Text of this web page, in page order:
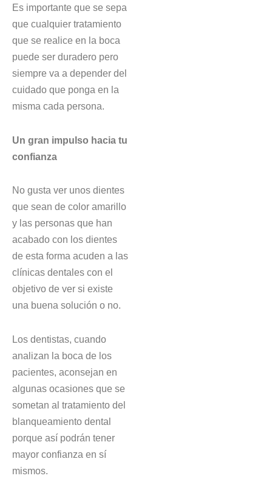
Es importante que se sepa
que cualquier tratamiento
que se realice en la boca
puede ser duradero pero
siempre va a depender del
cuidado que ponga en la
misma cada persona.
Un gran impulso hacia tu
confianza
No gusta ver unos dientes
que sean de color amarillo
y las personas que han
acabado con los dientes
de esta forma acuden a las
clínicas dentales con el
objetivo de ver si existe
una buena solución o no.
Los dentistas, cuando
analizan la boca de los
pacientes, aconsejan en
algunas ocasiones que se
sometan al tratamiento del
blanqueamiento dental
porque así podrán tener
mayor confianza en sí
mismos.